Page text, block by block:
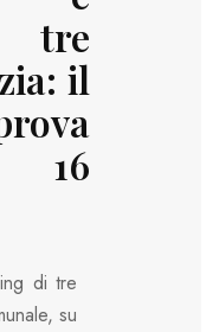
tre
il
16
di tre
su